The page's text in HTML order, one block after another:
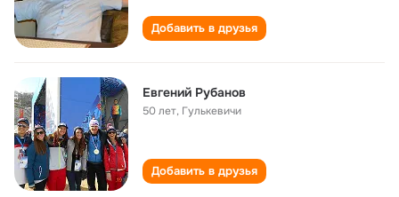
Добавить в друзья
Евгений Рубанов
50 лет, Гулькевичи
Добавить в друзья